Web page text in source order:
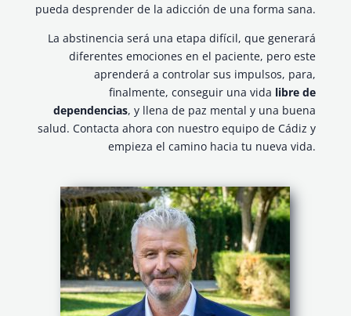
pueda desprender de la adicción de una forma sana.
La abstinencia será una etapa difícil, que generará
diferentes emociones en el paciente, pero este
aprenderá a controlar sus impulsos, para,
finalmente, conseguir una vida libre de
dependencias, y llena de paz mental y una buena
salud. Contacta ahora con nuestro equipo de Cádiz y
empieza el camino hacia tu nueva vida.